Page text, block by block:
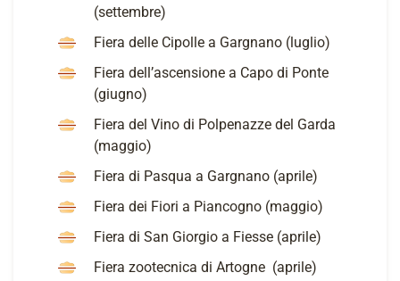
(settembre)
Fiera delle Cipolle a Gargnano (luglio)
Fiera dell’ascensione a Capo di Ponte
(giugno)
Fiera del Vino di Polpenazze del Garda
(maggio)
Fiera di Pasqua a Gargnano (aprile)
Fiera dei Fiori a Piancogno (maggio)
Fiera di San Giorgio a Fiesse (aprile)
Fiera zootecnica di Artogne (aprile)